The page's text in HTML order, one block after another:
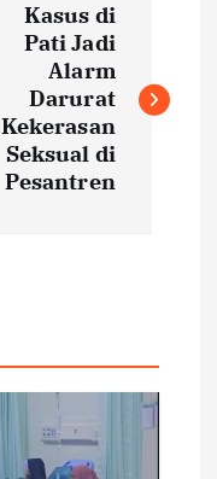
Kasus di
Pati Jadi
Alarm
Darurat
Kekerasan
Seksual di
Pesantren